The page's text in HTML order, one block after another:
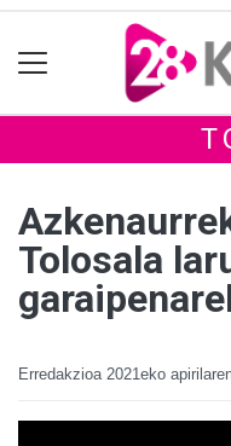
Tolosala
Erredakzioa 2021eko